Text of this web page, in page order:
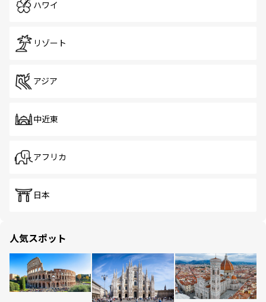
ハワイ
リゾート
アジア
中近東
アフリカ
日本
人気スポット